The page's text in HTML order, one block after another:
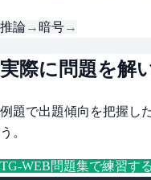
推論→ 暗号→
実際に問題を解
例題で出題傾向を把握し
う。
TG-WEB問題集で練習す